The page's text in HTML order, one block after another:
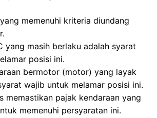
memenuhi kriteria diundang
yang masih berlaku adalah syarat
posisi ini.
bermotor (motor) yang layak
wajib untuk melamar posisi ini.
memastikan pajak kendaraan yang
memenuhi persyaratan ini.